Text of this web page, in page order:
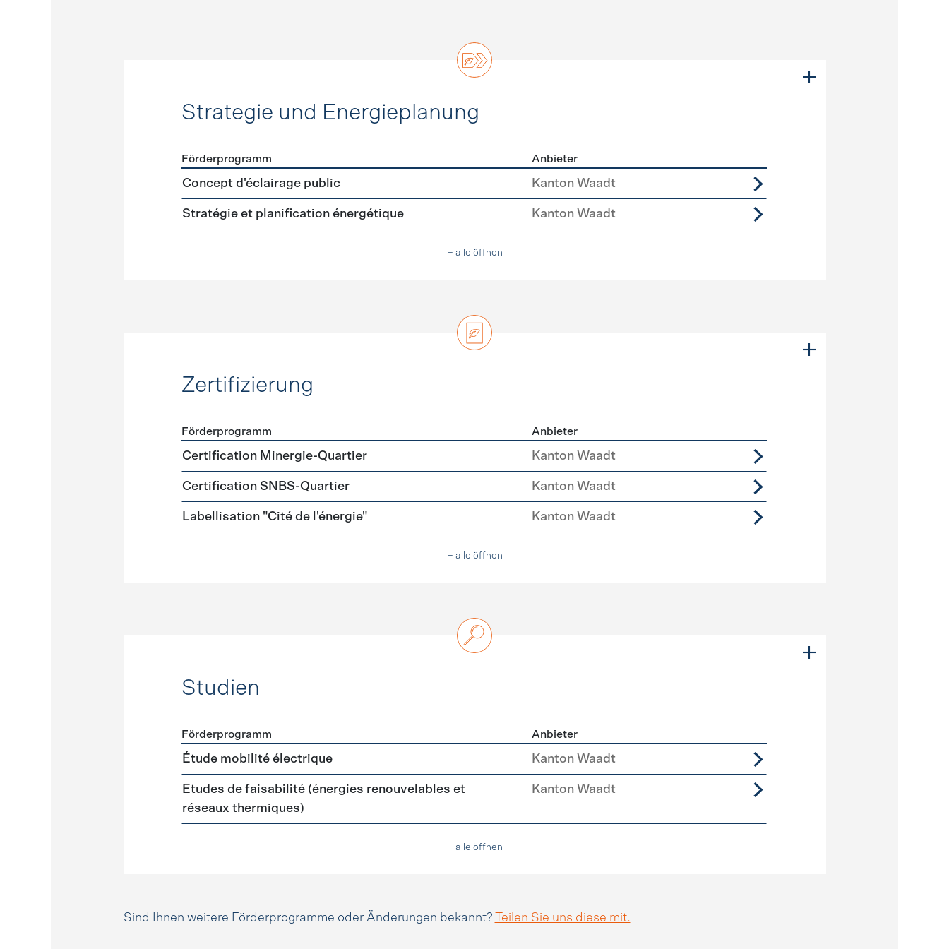
Strategie und Energieplanung
Förderprogramme Strategie und Energieplanung
Förderprogramm Anbieter
Concept d'éclairage public Kanton Waadt
Stratégie et planification énergétique Kanton Waadt
+ alle öffnen
Zertifizierung
Förderprogramme Zertifizierung
Förderprogramm Anbieter
Certification Minergie-Quartier Kanton Waadt
Certification SNBS-Quartier Kanton Waadt
Labellisation "Cité de l'énergie" Kanton Waadt
+ alle öffnen
Studien
Förderprogramme Studien
Förderprogramm Anbieter
Étude mobilité électrique Kanton Waadt
Etudes de faisabilité (énergies renouvelables et
réseaux thermiques)
Kanton Waadt
+ alle öffnen
Sind Ihnen weitere Förderprogramme oder Änderungen bekannt? Teilen Sie uns diese mit.